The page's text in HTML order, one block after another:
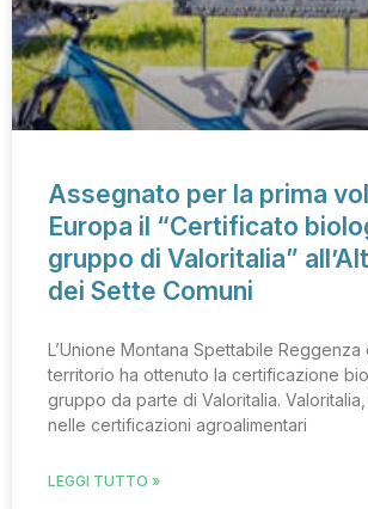
Assegnato per la prima
Europa il “Certificato
gruppo di Valoritalia”
dei Sette Comuni
L’Unione Montana Spettabile Reggenza
territorio ha ottenuto la certificazione
gruppo da parte di Valoritalia.
nelle certificazioni agroalimentari
LEGGI TUTTO »